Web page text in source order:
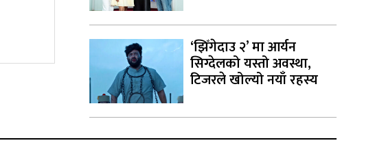
‘झिँगेदाउ २’ मा आर्यन
सिग्देलको यस्तो अवस्था,
टिजरले खोल्यो नयाँ रहस्य